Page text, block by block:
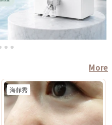
More
海菲秀